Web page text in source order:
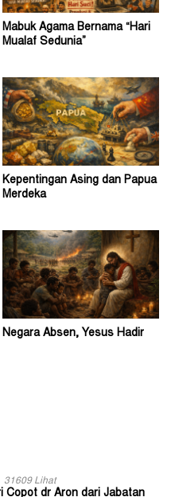
Mabuk Agama Bernama “Hari
Mualaf Sedunia”
Kepentingan Asing dan Papua
Merdeka
Negara Absen, Yesus Hadir
31609 Lihat
Copot dr Aron dari Jabatan